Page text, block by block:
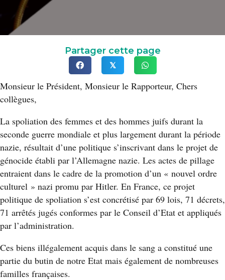
Partager cette page
𝕏
Monsieur le Président, Monsieur le Rapporteur, Chers
collègues,
La spoliation des femmes et des hommes juifs durant la
seconde guerre mondiale et plus largement durant la période
nazie, résultait d’une politique s’inscrivant dans le projet de
génocide établi par l’Allemagne nazie. Les actes de pillage
entraient dans le cadre de la promotion d’un « nouvel ordre
culturel » nazi promu par Hitler. En France, ce projet
politique de spoliation s’est concrétisé par 69 lois, 71 décrets,
71 arrêtés jugés conformes par le Conseil d’Etat et appliqués
par l’administration.
Ces biens illégalement acquis dans le sang a constitué une
partie du butin de notre Etat mais également de nombreuses
familles françaises.